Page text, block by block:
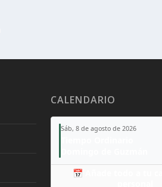
CALENDARIO
Sáb, 8 de agosto de 2026
📅 Añade todo a tu